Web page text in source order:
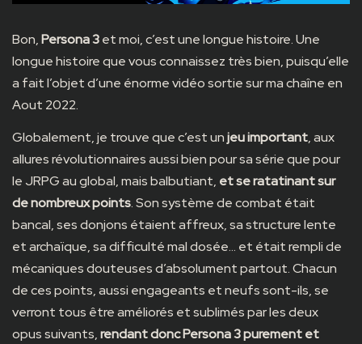
Bon,Persona 3et moi, c’est une longue histoire. Une
longue histoire que vous connaissez très bien, puisqu’elle
a fait l’objet d’une énorme vidéosortie sur ma chaîne en
Aout 2022.
Globalement, je trouve que c’est unjeu important, aux
allures révolutionnaires aussi bien pour sa série que pour
le JRPG au global, mais balbutiant, et se ratatinant sur
de nombreux points. Son système de combat était
bancal, ses donjons étaient affreux, sa structure lente
et archaïque, sa difficulté mal dosée… et était rempli de
mécaniques douteuses d’absolument partout. Chacun
de ces points, aussi engageants et neufs sont-ils, se
verront tous être améliorés et sublimés par les deux
opus suivants,rendant donc Persona 3 purement et